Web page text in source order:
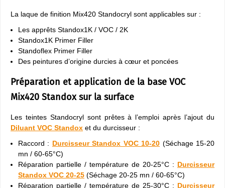
La laque de finition Mix420 Standocryl sont applicables sur :
Les apprêts Standox1K / VOC / 2K
Standox1K Primer Filler
Standoflex Primer Filler
Des peintures d’origine durcies à cœur et poncées
Préparation et application de la base VOC
Mix420 Standox sur la surface
Les teintes Standocryl sont prêtes à l’emploi après l’ajout du
Diluant VOC Standox et du durcisseur :
Raccord : Durcisseur Standox VOC 10-20 (Séchage 15-20
mn / 60-65°C)
Réparation partielle / température de 20-25°C : Durcisseur
Standox VOC 20-25 (Séchage 20-25 mn / 60-65°C)
Réparation partielle / température de 25-30°C : Durcisseur